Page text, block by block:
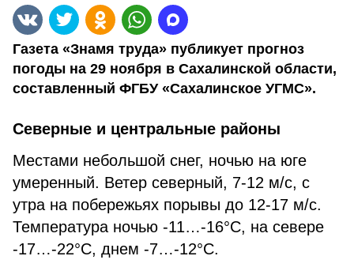
Газета «Знамя труда» публикует прогноз
погоды на 29 ноября в Сахалинской области,
составленный ФГБУ «Сахалинское УГМС».
Северные и центральные районы
Местами небольшой снег, ночью на юге
умеренный. Ветер северный, 7-12 м/с, с
утра на побережьях порывы до 12-17 м/с.
Температура ночью -11…-16°С, на севере
-17…-22°С, днем -7…-12°С.